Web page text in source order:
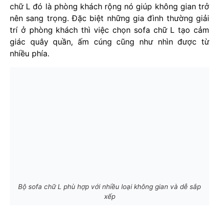
chữ L đó là phòng khách rộng nó giúp không gian trở
nên sang trọng. Đặc biệt những gia đình thường giải
trí ở phòng khách thì việc chọn sofa chữ L tạo cảm
giác quây quần, ấm cúng cũng như nhìn được từ
nhiều phía.
Bộ sofa chữ L phù hợp với nhiều loại không gian và dễ sắp
xếp